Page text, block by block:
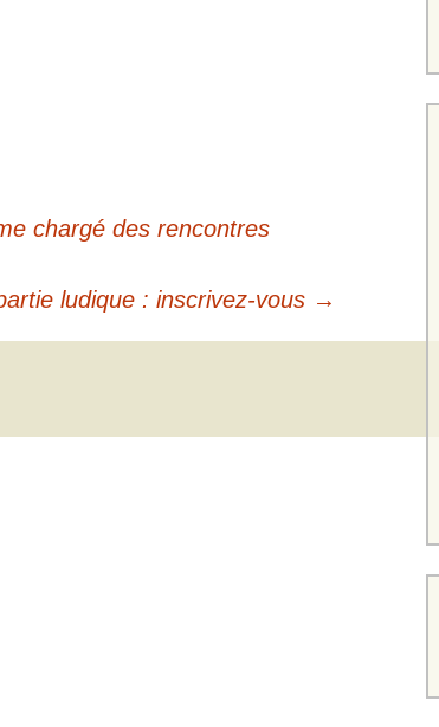
Equipe Mid-Amateurs
chargé des rencontres
ludique : inscrivez-vous →